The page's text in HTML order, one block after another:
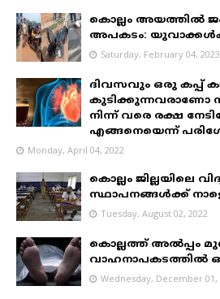
കൊല്ലം അയത്തിൽ
അപകടം:
Saturday, February 04, 2023
ദിവസവും ഒരു കപ്പ്
കുടിക്കുന്നവരാണോ
നിന്ന് വരെ രക്ഷ
എങ്ങനെയെന്ന്
Monday, April 04, 2022
കൊല്ലം ജില്ലയിലെ
സ്ഥാപനങ്ങൾക്ക്
Tuesday, August 02, 2022
കൊല്ലത്ത് അൽപ്പം
വാഹനാപകടത്തിൽ
Wednesday, December 01,